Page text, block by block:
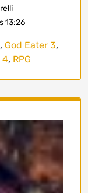
13:26
, God Eater 3,
4, RPG